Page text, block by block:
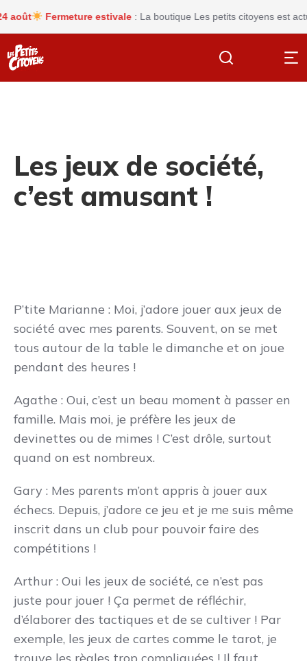
Fermeture estivale: La boutique Les petits citoyens est
Les jeux de société,
c’est amusant !
P’tite Marianne : Moi, j’adore jouer aux jeux de
société avec mes parents. Souvent, on se met
tous autour de la table le dimanche et on joue
pendant des heures !
Agathe : Oui, c’est un beau moment à passer en
famille. Mais moi, je préfère les jeux de
devinettes ou de mimes ! C’est drôle, surtout
quand on est nombreux.
Gary : Mes parents m’ont appris à jouer aux
échecs. Depuis, j’adore ce jeu et je me suis même
inscrit dans un club pour pouvoir faire des
compétitions !
Arthur : Oui les jeux de société, ce n’est pas
juste pour jouer ! Ça permet de réfléchir,
d’élaborer des tactiques et de se cultiver ! Par
exemple, les jeux de cartes comme le tarot, je